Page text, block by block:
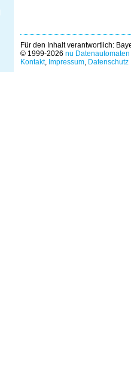
Für den Inhalt verantwortlich:
© 1999-2026 nu
Kontakt, Impressum, Datenschutz